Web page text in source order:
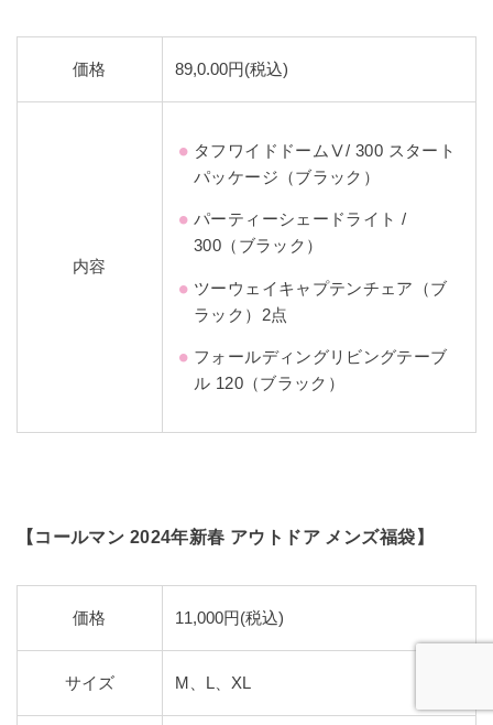
価格 89,0.00円(税込)
内容
タフワイドドームⅤ/ 300 スタート
パッケージ（ブラック）
パーティーシェードライト /
300（ブラック）
ツーウェイキャプテンチェア（ブ
ラック）2点
フォールディングリビングテーブ
ル 120（ブラック）
【コールマン 2024年新春 アウトドア メンズ福袋】
価格 11,000円(税込)
サイズ M、L、XL